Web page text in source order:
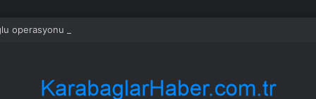
operasyonu çekti! Genel merkezde çalışan 24 kişi işten çıkarıldı